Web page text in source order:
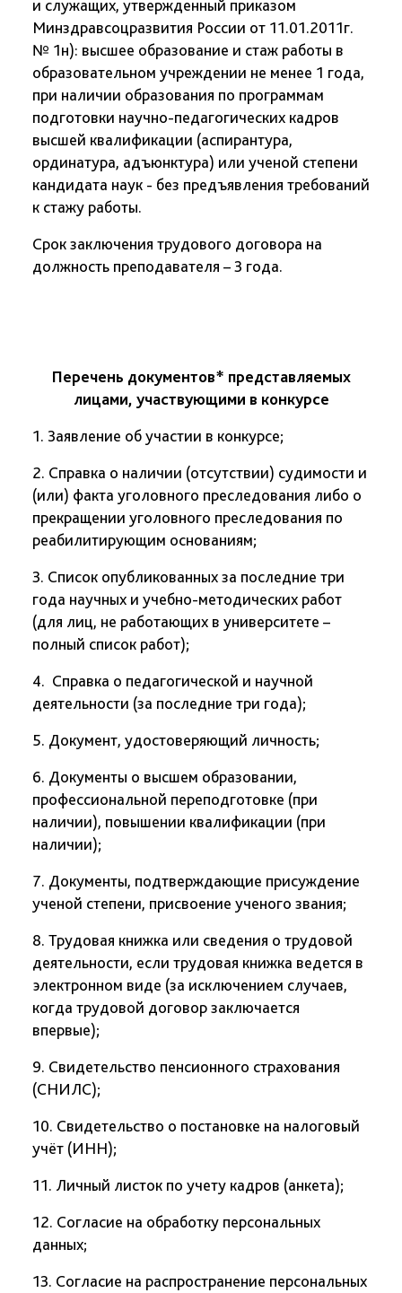
и служащих, утвержденный приказом
Минздравсоцразвития России от 11.01.2011г.
№ 1н): высшее образование и стаж работы в
образовательном учреждении не менее 1 года,
при наличии образования по программам
подготовки научно-педагогических кадров
высшей квалификации (аспирантура,
ординатура, адъюнктура) или ученой степени
кандидата наук - без предъявления требований
к стажу работы.
Срок заключения трудового договора на
должность преподавателя – 3 года.
Перечень документов* представляемых
лицами, участвующими в конкурсе
1. Заявление об участии в конкурсе;
2. Справка о наличии (отсутствии) судимости и
(или) факта уголовного преследования либо о
прекращении уголовного преследования по
реабилитирующим основаниям;
3. Список опубликованных за последние три
года научных и учебно-методических работ
(для лиц, не работающих в университете –
полный список работ);
4. Справка о педагогической и научной
деятельности (за последние три года);
5. Документ, удостоверяющий личность;
6. Документы о высшем образовании,
профессиональной переподготовке (при
наличии), повышении квалификации (при
наличии);
7. Документы, подтверждающие присуждение
ученой степени, присвоение ученого звания;
8. Трудовая книжка или сведения о трудовой
деятельности, если трудовая книжка ведется в
электронном виде (за исключением случаев,
когда трудовой договор заключается
впервые);
9. Свидетельство пенсионного страхования
(СНИЛС);
10. Свидетельство о постановке на налоговый
учёт (ИНН);
11. Личный листок по учету кадров (анкета);
12. Согласие на обработку персональных
данных;
13. Согласие на распространение персональных